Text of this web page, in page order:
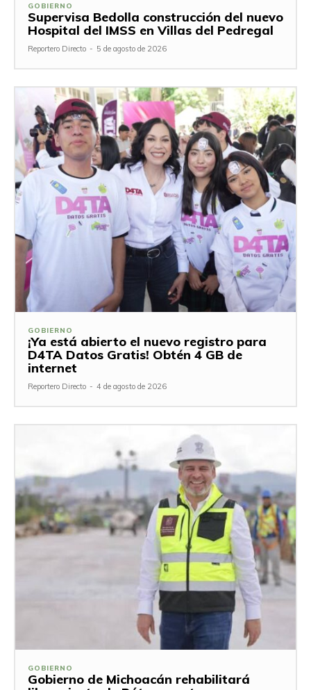
GOBIERNO
Supervisa Bedolla construcción del nuevo
Hospital del IMSS en Villas del Pedregal
Reportero Directo - 5 de agosto de 2026
GOBIERNO
¡Ya está abierto el nuevo registro para
D4TA Datos Gratis! Obtén 4 GB de
internet
Reportero Directo - 4 de agosto de 2026
GOBIERNO
Gobierno de Michoacán rehabilitará